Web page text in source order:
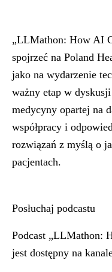
„LLMathon: How AI
spojrzeć na Poland
jako na wydarzenie
ważny etap w
medycyny opartej na
współpracy i
rozwiązań z myślą o
pacjentach.
Posłuchaj podcastu
Podcast „LLMathon:
jest dostępny na